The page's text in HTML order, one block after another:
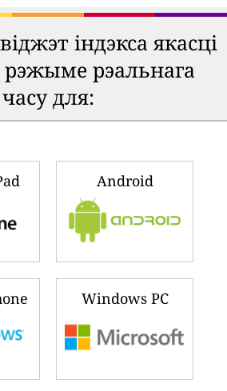
індэкса якасці
рэжыме рэальнага
часу для:
Android
Windows PC